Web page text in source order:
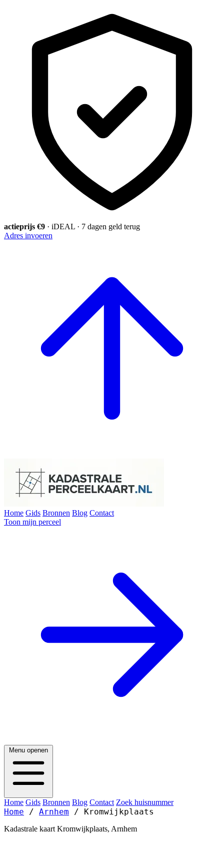
actieprijs €9 · iDEAL · 7 dagen geld terug
Adres invoeren
Home Gids Bronnen Blog Contact
Toon mijn perceel
Menu openen
Home Gids Bronnen Blog Contact Zoek huisnummer
Home / Arnhem / Kromwijkplaats
Kadastrale kaart Kromwijkplaats, Arnhem